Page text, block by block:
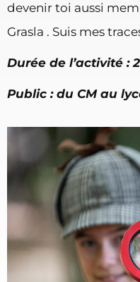
devenir toi aussi
Grasla . Suis mes
Durée de l’activité :
Public : du CM au